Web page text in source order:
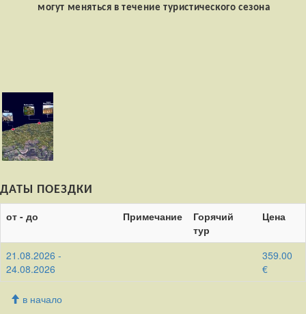
могут меняться в течение туристического сезона
ДАТЫ ПОЕЗДКИ
от - до Примечание
Горячий
тур
Цена
21.08.2026 -
24.08.2026
359.00
€
в начало